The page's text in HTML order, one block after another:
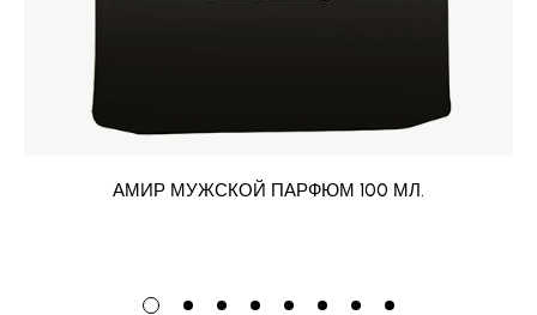
АМИР МУЖСКОЙ ПАРФЮМ 100 МЛ.